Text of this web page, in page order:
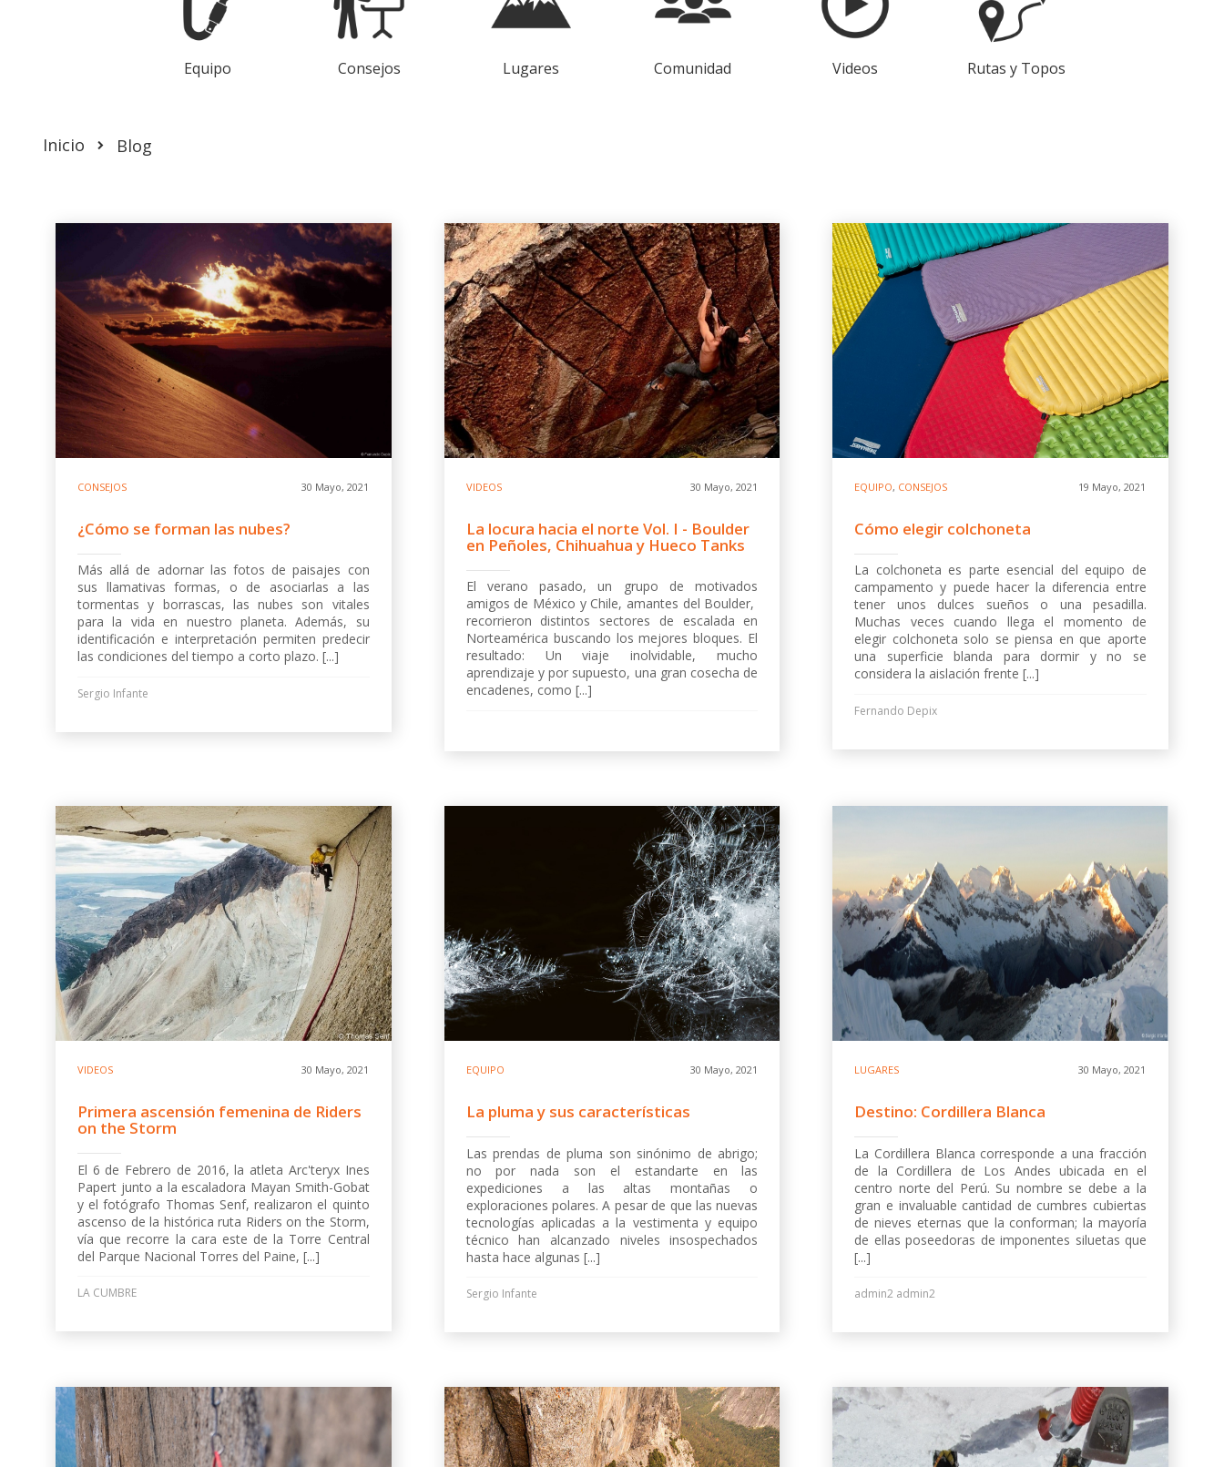
Equipo Consejos Lugares Comunidad Videos Rutas y Topos
Inicio Blog
CONSEJOS 30 Mayo, 2021
¿Cómo se forman las nubes?
Más allá de adornar las fotos de paisajes con
sus llamativas formas, o de asociarlas a las
tormentas y borrascas, las nubes son vitales
para la vida en nuestro planeta. Además, su
identificación e interpretación permiten predecir
las condiciones del tiempo a corto plazo. [...]
Sergio Infante
VIDEOS 30 Mayo, 2021
La locura hacia el norte Vol. I - Boulder
en Peñoles, Chihuahua y Hueco Tanks
El verano pasado, un grupo de motivados
amigos de México y Chile, amantes del Boulder,
recorrieron distintos sectores de escalada en
Norteamérica buscando los mejores bloques. El
resultado: Un viaje inolvidable, mucho
aprendizaje y por supuesto, una gran cosecha de
encadenes, como [...]
EQUIPO, CONSEJOS 19 Mayo, 2021
Cómo elegir colchoneta
La colchoneta es parte esencial del equipo de
campamento y puede hacer la diferencia entre
tener unos dulces sueños o una pesadilla.
Muchas veces cuando llega el momento de
elegir colchoneta solo se piensa en que aporte
una superficie blanda para dormir y no se
considera la aislación frente [...]
Fernando Depix
VIDEOS 30 Mayo, 2021
Primera ascensión femenina de Riders
on the Storm
El 6 de Febrero de 2016, la atleta Arc'teryx Ines
Papert junto a la escaladora Mayan Smith-Gobat
y el fotógrafo Thomas Senf, realizaron el quinto
ascenso de la histórica ruta Riders on the Storm,
vía que recorre la cara este de la Torre Central
del Parque Nacional Torres del Paine, [...]
LA CUMBRE
EQUIPO 30 Mayo, 2021
La pluma y sus características
Las prendas de pluma son sinónimo de abrigo;
no por nada son el estandarte en las
expediciones a las altas montañas o
exploraciones polares. A pesar de que las nuevas
tecnologías aplicadas a la vestimenta y equipo
técnico han alcanzado niveles insospechados
hasta hace algunas [...]
Sergio Infante
LUGARES 30 Mayo, 2021
Destino: Cordillera Blanca
La Cordillera Blanca corresponde a una fracción
de la Cordillera de Los Andes ubicada en el
centro norte del Perú. Su nombre se debe a la
gran e invaluable cantidad de cumbres cubiertas
de nieves eternas que la conforman; la mayoría
de ellas poseedoras de imponentes siluetas que
[...]
admin2 admin2